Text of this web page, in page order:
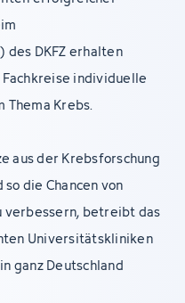
DKFZ erhalten
individuelle
Thema Krebs.
aus der Krebsforschung
die Chancen von
verbessern, betreibt das
Universitätskliniken
ganz Deutschland